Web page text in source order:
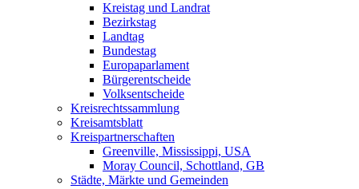
Kreistag und Landrat
Bezirkstag
Landtag
Bundestag
Europaparlament
Bürgerentscheide
Volksentscheide
Kreisrechtssammlung
Kreisamtsblatt
Kreispartnerschaften
Greenville, Mississippi, USA
Moray Council, Schottland, GB
Städte, Märkte und Gemeinden